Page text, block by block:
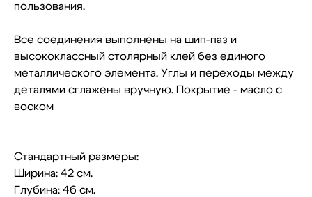
пользования.
Все соединения выполнены на шип-паз и
высококлассный столярный клей без единого
металлического элемента. Углы и переходы между
деталями сглажены вручную. Покрытие - масло с
воском
Стандартный размеры:
Ширина: 42 см.
Глубина: 46 см.